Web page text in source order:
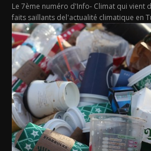
Le 7ème numéro d'Info- Climat qui vient
faits saillants del'actualité climatique en